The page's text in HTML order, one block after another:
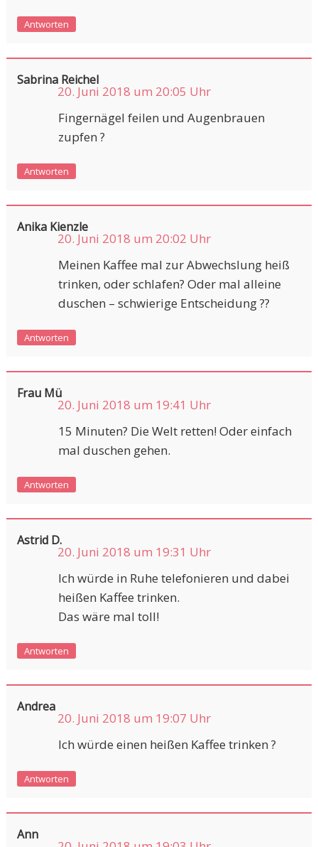
Antworten
Sabrina Reichel
20. Juni 2018 um 20:05 Uhr
Fingernägel feilen und Augenbrauen
zupfen ?
Antworten
Anika Kienzle
20. Juni 2018 um 20:02 Uhr
Meinen Kaffee mal zur Abwechslung heiß
trinken, oder schlafen? Oder mal alleine
duschen – schwierige Entscheidung ??
Antworten
Frau Mü
20. Juni 2018 um 19:41 Uhr
15 Minuten? Die Welt retten! Oder einfach
mal duschen gehen.
Antworten
Astrid D.
20. Juni 2018 um 19:31 Uhr
Ich würde in Ruhe telefonieren und dabei
heißen Kaffee trinken.
Das wäre mal toll!
Antworten
Andrea
20. Juni 2018 um 19:07 Uhr
Ich würde einen heißen Kaffee trinken ?
Antworten
Ann